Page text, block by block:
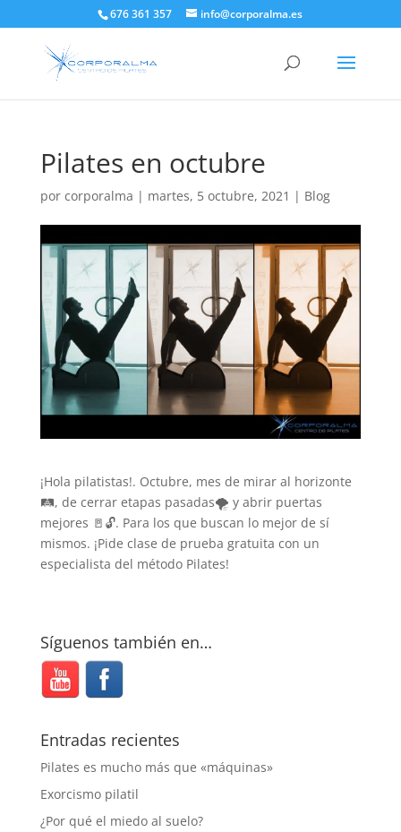
676 361 357 info@corporalma.es
Pilates en octubre
por corporalma | martes, 5 octubre, 2021 | Blog
¡Hola pilatistas!. Octubre, mes de mirar al horizonte
🛤️, de cerrar etapas pasadas🌪️ y abrir puertas
mejores 🚪🔓. Para los que buscan lo mejor de sí
mismos. ¡Pide clase de prueba gratuita con un
especialista del método Pilates!
Síguenos también en…
Entradas recientes
Pilates es mucho más que «máquinas»
Exorcismo pilatil
¿Por qué el miedo al suelo?